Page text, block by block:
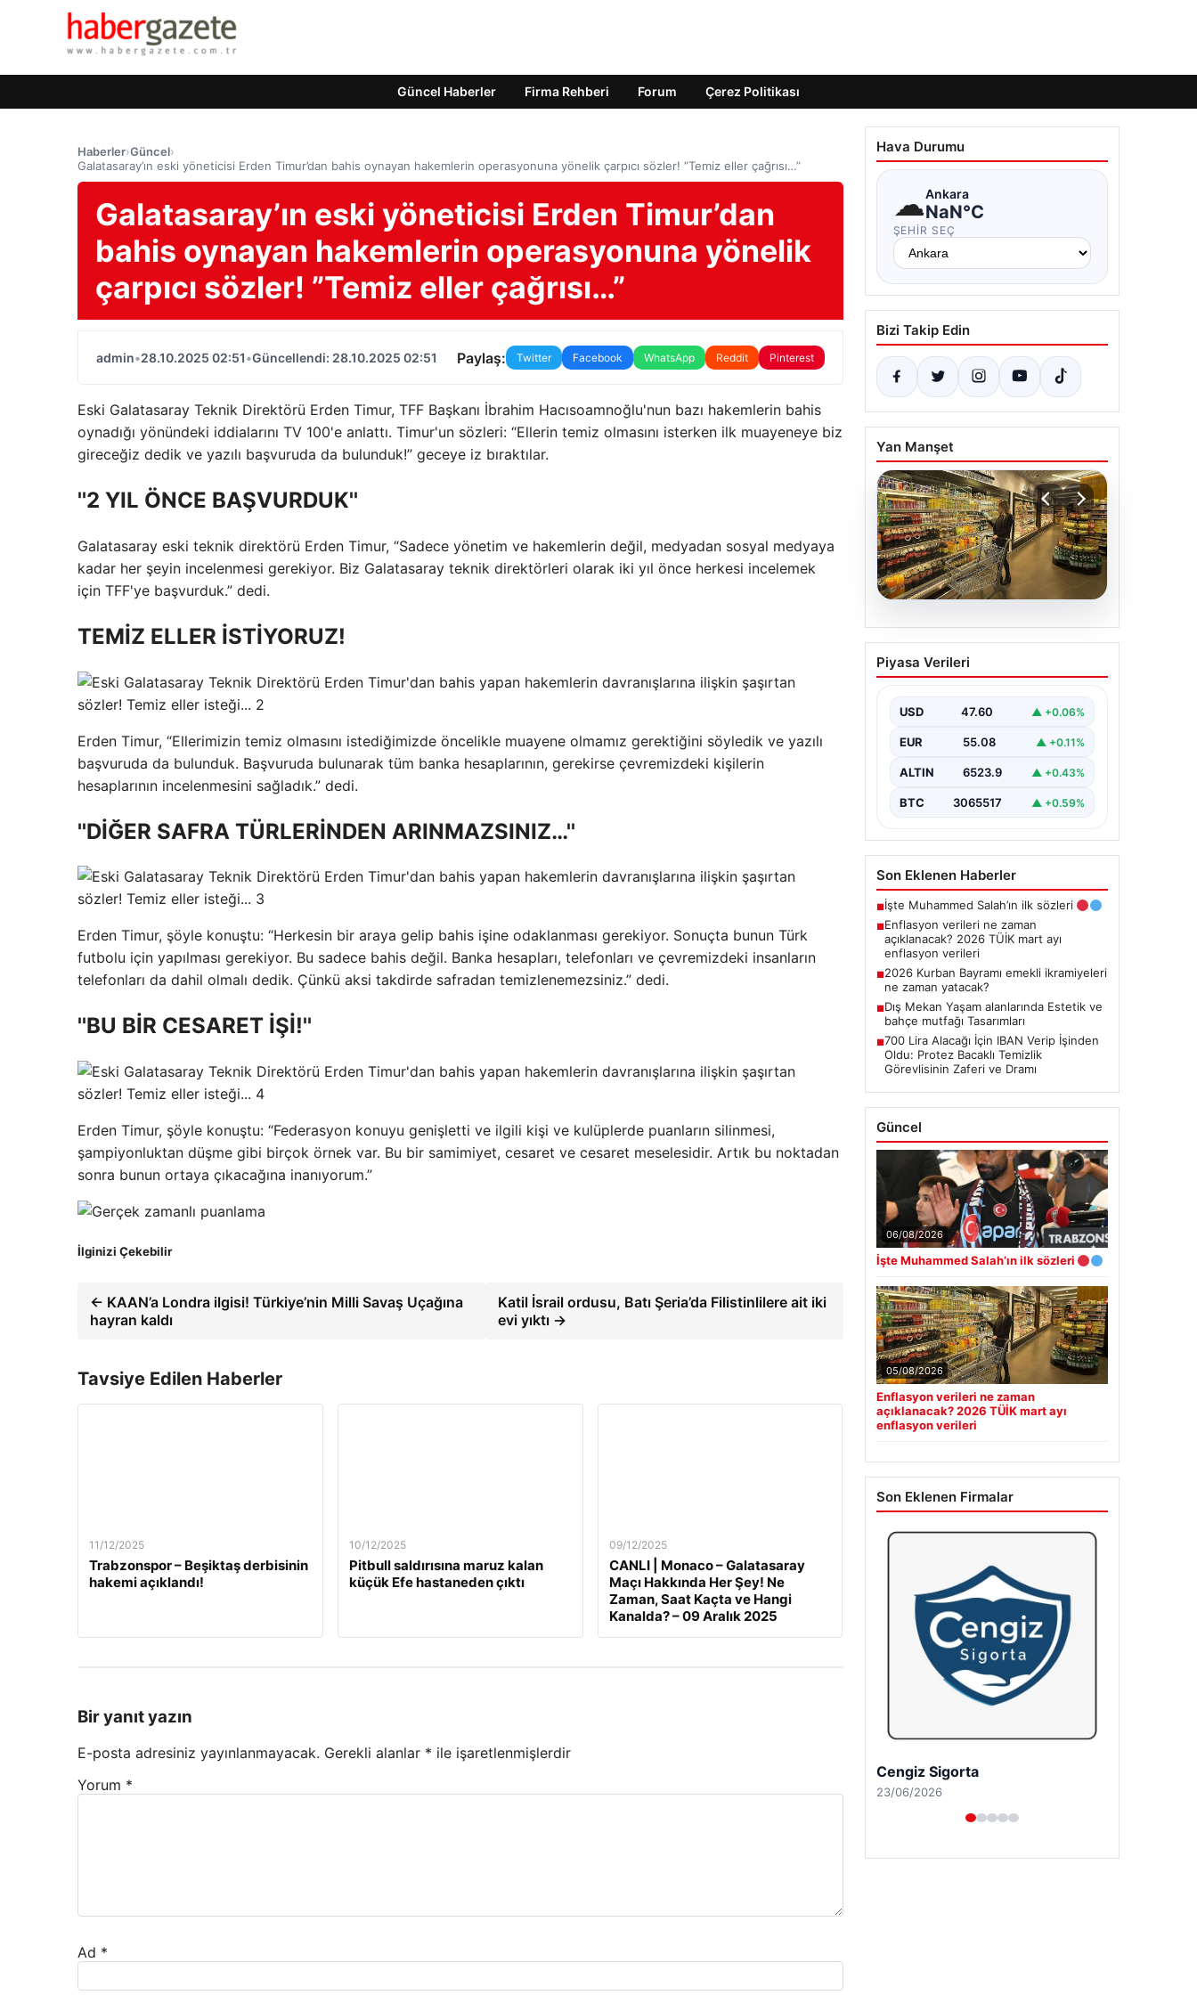
Güncel Haberler Firma Rehberi Forum Çerez Politikası
Haberler›Güncel›
Galatasaray’ın eski yöneticisi Erden Timur’dan bahis oynayan hakemlerin operasyonuna yönelik çarpıcı sözler! ”Temiz eller çağrısı…”
Galatasaray’ın eski yöneticisi Erden Timur’dan
bahis oynayan hakemlerin operasyonuna yönelik
çarpıcı sözler! ”Temiz eller çağrısı…”
admin•28.10.2025 02:51•Güncellendi: 28.10.2025 02:51 Paylaş: Twitter Facebook WhatsApp Reddit Pinterest
Eski Galatasaray Teknik Direktörü Erden Timur, TFF Başkanı İbrahim Hacısoamnoğlu'nun bazı hakemlerin bahis
oynadığı yönündeki iddialarını TV 100'e anlattı. Timur'un sözleri: “Ellerin temiz olmasını isterken ilk muayeneye biz
gireceğiz dedik ve yazılı başvuruda da bulunduk!” geceye iz bıraktılar.
''2 YIL ÖNCE BAŞVURDUK''
Galatasaray eski teknik direktörü Erden Timur, “Sadece yönetim ve hakemlerin değil, medyadan sosyal medyaya
kadar her şeyin incelenmesi gerekiyor. Biz Galatasaray teknik direktörleri olarak iki yıl önce herkesi incelemek
için TFF'ye başvurduk.” dedi.
TEMİZ ELLER İSTİYORUZ!
Erden Timur, “Ellerimizin temiz olmasını istediğimizde öncelikle muayene olmamız gerektiğini söyledik ve yazılı
başvuruda da bulunduk. Başvuruda bulunarak tüm banka hesaplarının, gerekirse çevremizdeki kişilerin
hesaplarının incelenmesini sağladık.” dedi.
''DİĞER SAFRA TÜRLERİNDEN ARINMAZSINIZ…''
Erden Timur, şöyle konuştu: “Herkesin bir araya gelip bahis işine odaklanması gerekiyor. Sonuçta bunun Türk
futbolu için yapılması gerekiyor. Bu sadece bahis değil. Banka hesapları, telefonları ve çevremizdeki insanların
telefonları da dahil olmalı dedik. Çünkü aksi takdirde safradan temizlenemezsiniz.” dedi.
''BU BİR CESARET İŞİ!''
Erden Timur, şöyle konuştu: “Federasyon konuyu genişletti ve ilgili kişi ve kulüplerde puanların silinmesi,
şampiyonluktan düşme gibi birçok örnek var. Bu bir samimiyet, cesaret ve cesaret meselesidir. Artık bu noktadan
sonra bunun ortaya çıkacağına inanıyorum.”
İlginizi Çekebilir
← KAAN’a Londra ilgisi! Türkiye’nin Milli Savaş Uçağına
hayran kaldı
Katil İsrail ordusu, Batı Şeria’da Filistinlilere ait iki
evi yıktı →
Tavsiye Edilen Haberler
11/12/2025
Trabzonspor – Beşiktaş derbisinin
hakemi açıklandı!
10/12/2025
Pitbull saldırısına maruz kalan
küçük Efe hastaneden çıktı
09/12/2025
CANLI | Monaco – Galatasaray
Maçı Hakkında Her Şey! Ne
Zaman, Saat Kaçta ve Hangi
Kanalda? – 09 Aralık 2025
Bir yanıt yazın
E-posta adresiniz yayınlanmayacak. Gerekli alanlar * ile işaretlenmişlerdir
Yorum *
Ad *
Hava Durumu
☁Ankara
NaN°C
ŞEHIR SEÇ
Bizi Takip Edin
Yan Manşet
05.08.2026
Enflasyon verileri ne
zaman açıklanacak?
enflasyon verileri
Piyasa Verileri
USD 47.60 ▲ +0.06%
EUR 55.08 ▲ +0.11%
ALTIN 6523.9 ▲ +0.43%
BTC 3065517 ▲ +0.59%
Son Eklenen Haberler
■İşte Muhammed Salah’ın ilk sözleri
■Enflasyon verileri ne zaman
açıklanacak? 2026 TÜİK mart ayı
enflasyon verileri
■2026 Kurban Bayramı emekli ikramiyeleri
ne zaman yatacak?
■Dış Mekan Yaşam alanlarında Estetik ve
bahçe mutfağı Tasarımları
■700 Lira Alacağı İçin IBAN Verip İşinden
Oldu: Protez Bacaklı Temizlik
Görevlisinin Zaferi ve Dramı
Güncel
06/08/2026
İşte Muhammed Salah’ın ilk sözleri
05/08/2026
Enflasyon verileri ne zaman
açıklanacak? 2026 TÜİK mart ayı
enflasyon verileri
Son Eklenen Firmalar
Cengiz Sigorta
23/06/2026